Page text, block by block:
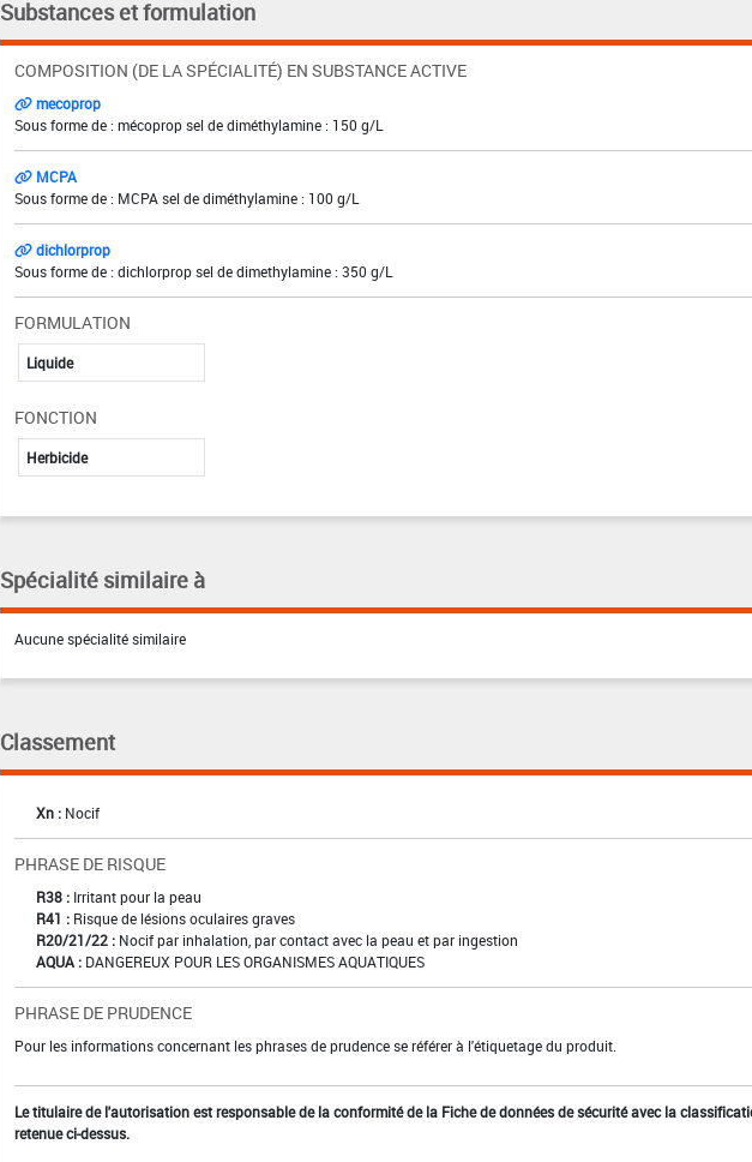
Substances et formulation
COMPOSITION (DE LA SPÉCIALITÉ) EN SUBSTANCE ACTIVE
mecoprop
Sous forme de : mécoprop sel de diméthylamine : 150 g/L
MCPA
Sous forme de : MCPA sel de diméthylamine : 100 g/L
dichlorprop
Sous forme de : dichlorprop sel de dimethylamine : 350 g/L
FORMULATION
Liquide
FONCTION
Herbicide
Spécialité similaire à
Aucune spécialité similaire
Classement
Xn : Nocif
PHRASE DE RISQUE
R38 : Irritant pour la peau
R41 : Risque de lésions oculaires graves
R20/21/22 : Nocif par inhalation, par contact avec la peau et par ingestion
AQUA : DANGEREUX POUR LES ORGANISMES AQUATIQUES
PHRASE DE PRUDENCE
Pour les informations concernant les phrases de prudence se référer à l'étiquetage du produit.
Le titulaire de l'autorisation est responsable de la conformité de la Fiche de données de sécurité avec la
retenue ci-dessus.